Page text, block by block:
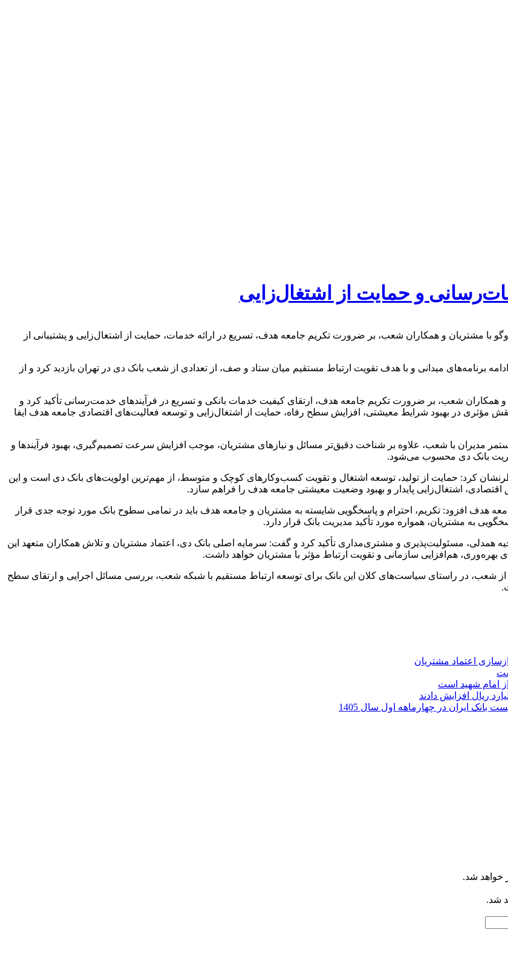
و حمایت از اشتغال‌زایی
با مشتریان و همکاران شعب، بر ضرورت تکریم جامعه هدف، تسریع در ارائه خدمات، حمایت از اشتغال‌زایی و پشتیبانی از
کریمی مدیرعامل این بانک، امروز ۲۱ اردی‌بهشت در ادامه برنامه‌های میدانی و با هدف تقویت ارتباط مستقیم میان ستاد و صف، از تعدادی از شعب بانک دی در تهران بازدید کرد و از
همکاران شعب، بر ضرورت تکریم جامعه هدف، ارتقای کیفیت خدمات بانکی و تسریع در فرآیندهای خدمت‌رسانی تأکید کرد و
مؤثری در بهبود شرایط معیشتی، افزایش سطح رفاه، حمایت از اشتغال‌زایی و توسعه فعالیت‌های اقتصادی جامعه هدف ایفا
مدیران با شعب، علاوه بر شناخت دقیق‌تر مسائل و نیازهای مشتریان، موجب افزایش سرعت تصمیم‌گیری، بهبود فرآیندها و
بانک دی محسوب می‌شود.
کرد: حمایت از تولید، توسعه اشتغال و تقویت کسب‌وکارهای کوچک و متوسط، از مهم‌ترین اولویت‌های بانک دی است و این
اشتغال‌زایی پایدار و بهبود وضعیت معیشتی جامعه هدف را فراهم سازد.
هدف افزود: تکریم، احترام و پاسخگویی شایسته به مشتریان و جامعه هدف باید در تمامی سطوح بانک مورد توجه جدی قرار
به مشتریان، همواره مورد تأکید مدیریت بانک قرار دارد.
مسئولیت‌پذیری و مشتری‌مداری تأکید کرد و گفت: سرمایه اصلی بانک دی، اعتماد مشتریان و تلاش همکاران متعهد این
هم‌افزایی سازمانی و تقویت ارتباط مؤثر با مشتریان خواهد داشت.
از شعب، در راستای سیاست‌های کلان این بانک برای توسعه ارتباط مستقیم با شبکه شعب، بررسی مسائل اجرایی و ارتقای سطح
اعتماد مشتریان
امام شهید است
خواهد شد.
شد.